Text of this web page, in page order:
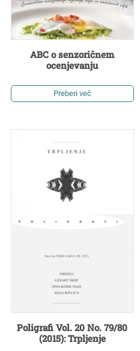
ABC o senzoričnem
ocenjevanju
Preberi več
Poligrafi Vol. 20 No. 79/80
(2015): Trpljenje